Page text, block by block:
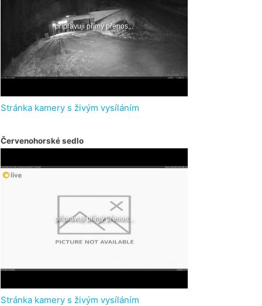
Stránka kamery s živým vysíláním
Červenohorské sedlo
Stránka kamery s živým vysíláním